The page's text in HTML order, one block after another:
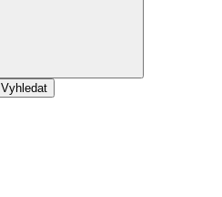
Vyhledat